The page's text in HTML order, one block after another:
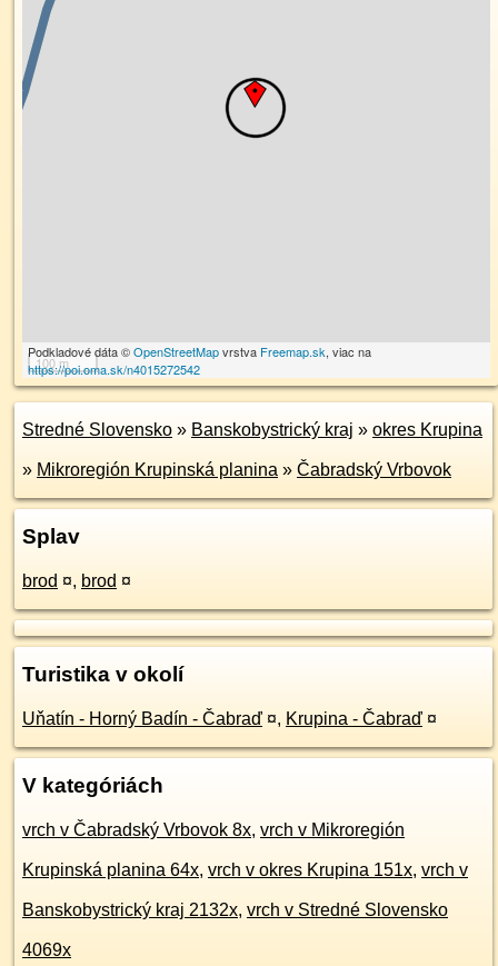
100 m
Podkladové dáta ©OpenStreetMapvrstva Freemap.sk, viac na
https://poi.oma.sk/n4015272542
Stredné Slovensko » Banskobystrický kraj » okres Krupina
» Mikroregión Krupinská planina » Čabradský Vrbovok
Splav
brod ¤, brod ¤
Turistika v okolí
Uňatín - Horný Badín - Čabraď ¤, Krupina - Čabraď ¤
V kategóriách
vrch v Čabradský Vrbovok 8x, vrch v Mikroregión
Krupinská planina 64x, vrch v okres Krupina 151x, vrch v
Banskobystrický kraj 2132x, vrch v Stredné Slovensko
4069x